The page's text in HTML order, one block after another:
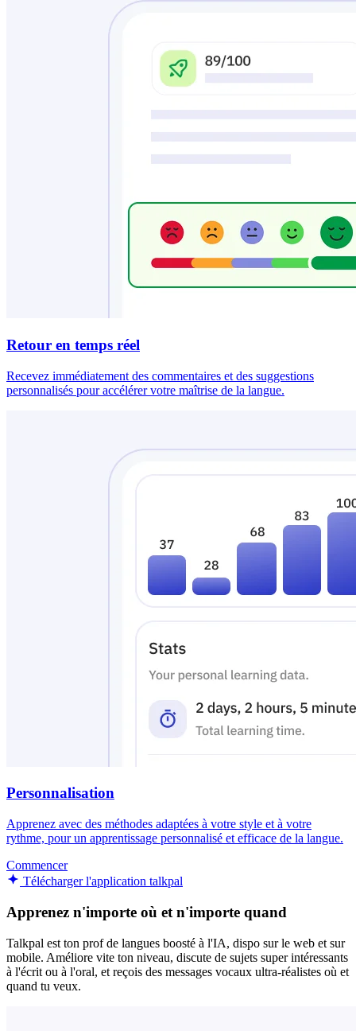
Retour en temps réel
Recevez immédiatement des commentaires et des suggestions
personnalisés pour accélérer votre maîtrise de la langue.
Personnalisation
Apprenez avec des méthodes adaptées à votre style et à votre
rythme, pour un apprentissage personnalisé et efficace de la langue.
Commencer
Télécharger l'application talkpal
Apprenez n'importe où et n'importe quand
Talkpal est ton prof de langues boosté à l'IA, dispo sur le web et sur
mobile. Améliore vite ton niveau, discute de sujets super intéressants
à l'écrit ou à l'oral, et reçois des messages vocaux ultra-réalistes où et
quand tu veux.